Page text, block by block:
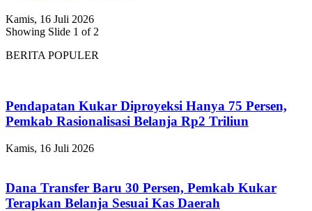
Kamis, 16 Juli 2026
Showing Slide 1 of 2
BERITA POPULER
Pendapatan Kukar Diproyeksi Hanya 75 Persen,
Pemkab Rasionalisasi Belanja Rp2 Triliun
Kamis, 16 Juli 2026
Dana Transfer Baru 30 Persen, Pemkab Kukar
Terapkan Belanja Sesuai Kas Daerah